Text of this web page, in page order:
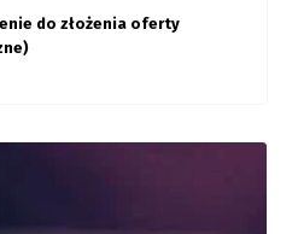
do złożenia oferty